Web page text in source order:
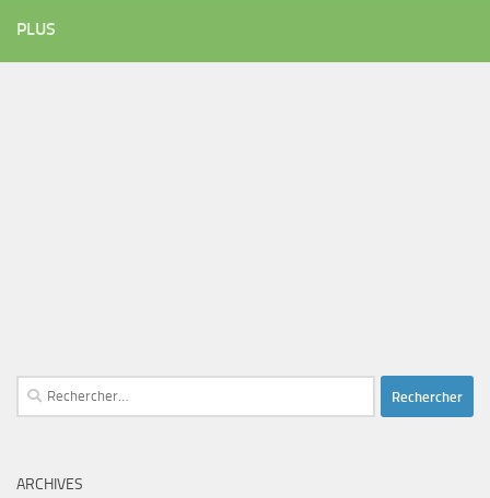
PLUS
Rechercher :
ARCHIVES